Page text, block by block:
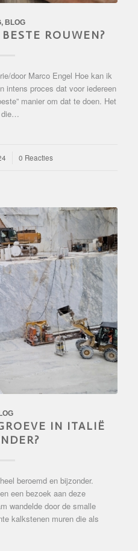
, BLOG
ROUWEN?
door Marco Engel Hoe kan ik
intens proces dat voor iedereen
manier om dat te doen. Het
die…
0 Reacties
IN ITALIË
beroemd en bijzonder.
een bezoek aan deze
wandelde door de smalle
kalkstenen muren die als